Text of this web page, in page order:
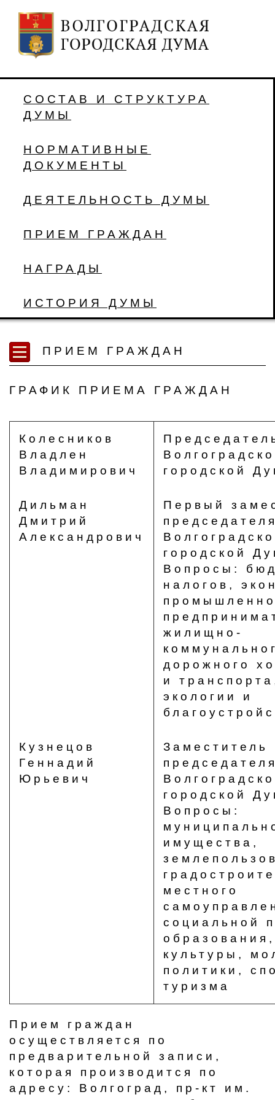
СОСТАВ И СТРУКТУРА
ДУМЫ
НОРМАТИВНЫЕ
ДОКУМЕНТЫ
ДЕЯТЕЛЬНОСТЬ ДУМЫ
ПРИЕМ ГРАЖДАН
НАГРАДЫ
ИСТОРИЯ ДУМЫ
ПРИЕМ ГРАЖДАН
ГРАФИК ПРИЕМА ГРАЖДАН
Колесников
Владлен
Владимирович
городской
Дильман
Дмитрий
Александрович
Первый
городской
Вопросы:
налогов,
жилищно-
дорожного
и
экологии и
Кузнецов
Геннадий
Юрьевич
Заместитель
городской
Вопросы:
имущества,
местного
социальной
образования,
культуры,
политики,
туризма
Прием граждан
осуществляется по
предварительной записи,
которая производится по
адресу: Волгоград, пр-кт им.